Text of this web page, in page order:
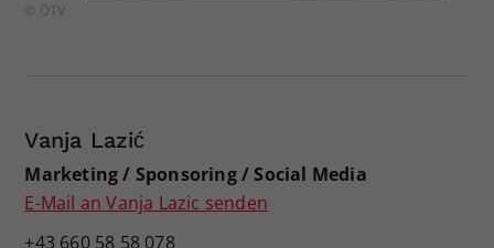
© ÖTV
Vanja Lazić
Marketing / Sponsoring / Social Media
E-Mail an Vanja Lazic senden
+43 660 58 58 078